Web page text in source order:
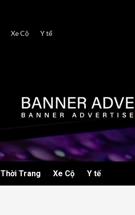
Xe Cộ Y tế
Thời Trang Xe Cộ Y tế